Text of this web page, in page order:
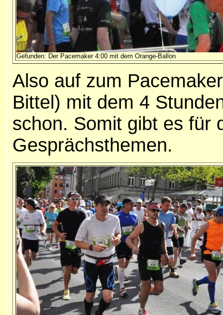
Gefunden: Der Pacemaker 4:00 mit dem Orange-Ballon
Also auf zum
Bittel) mit dem 4
schon. Somit gibt es für
Gesprächsthemen.